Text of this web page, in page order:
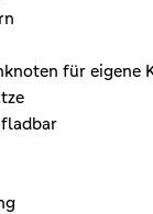
für eigene